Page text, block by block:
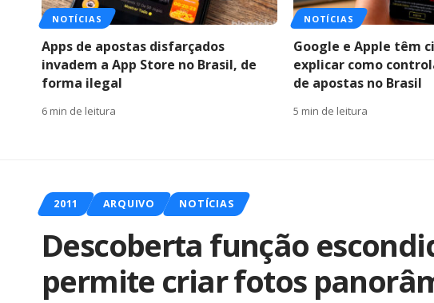
NOTÍCIAS
Apps de apostas disfarçados
invadem a App Store no Brasil, de
forma ilegal
6 min de leitura
NOTÍCIAS
Google e Apple têm
explicar como
de apostas no Brasil
5 min de leitura
2011 ARQUIVO NOTÍCIAS
Descoberta função
permite criar fotos